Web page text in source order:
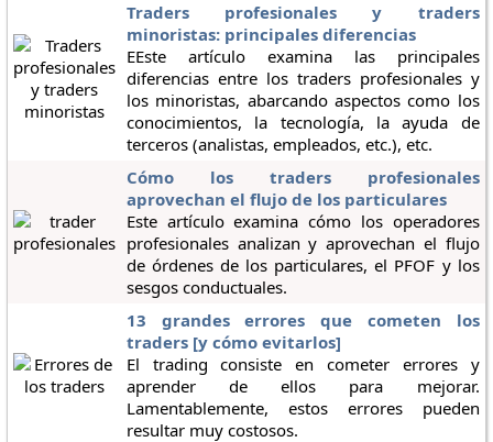
Traders profesionales y traders
minoristas: principales diferencias
EEste artículo examina las principales
diferencias entre los traders profesionales y
los minoristas, abarcando aspectos como los
conocimientos, la tecnología, la ayuda de
terceros (analistas, empleados, etc.), etc.
Cómo los traders profesionales
aprovechan el flujo de los particulares
Este artículo examina cómo los operadores
profesionales analizan y aprovechan el flujo
de órdenes de los particulares, el PFOF y los
sesgos conductuales.
13 grandes errores que cometen los
traders [y cómo evitarlos]
El trading consiste en cometer errores y
aprender de ellos para mejorar.
Lamentablemente, estos errores pueden
resultar muy costosos.